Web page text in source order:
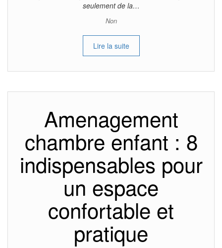
seulement de la…
Non
Lire la suite
Amenagement
chambre enfant : 8
indispensables pour
un espace
confortable et
pratique